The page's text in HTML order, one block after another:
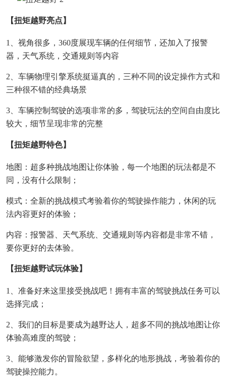
【扭矩越野亮点】
1、视角很多，360度展现车辆的任何细节，还加入了报警
器，天气系统，交通规则等内容
2、车辆物理引擎系统挺逼真的，三种不同的设定操作方式和
三种很不错的经典场景
3、车辆控制驾驶的选项非常的多，驾驶玩法的空间自由度比
较大，细节呈现非常的完整
【扭矩越野特色】
地图：超多种挑战地图让你体验，每一个地图的玩法都是不
同，没有什么限制；
模式：全新的挑战模式考验着你的驾驶操作能力，休闲的玩
法内容更好的体验；
内容：报警器、天气系统、交通规则等内容都是非常不错，
要你更好的去体验。
【扭矩越野试玩体验】
1、准备好来这里接受挑战吧！拥有丰富的驾驶挑战任务可以
选择完成；
2、我们的目标是要成为越野达人，超多不同的挑战地图让你
体验高难度的驾驶；
3、能够激发你的冒险欲望，多样化的地形挑战，考验着你的
驾驶操控能力。